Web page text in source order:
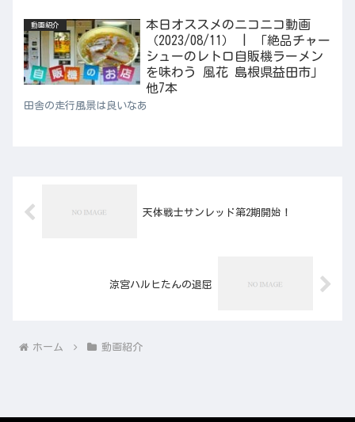
動画紹介
本日オススメのニコニコ動画
（2023/08/11） | 「絶品チャー
シューのレトロ自販機ラーメン
を味わう 風花 島根県益田市」
他7本
田舎の走行風景は良いなあ
天体戦士サンレッド第2期開始！
涼宮ハルヒたんの退屈
ホーム 動画紹介